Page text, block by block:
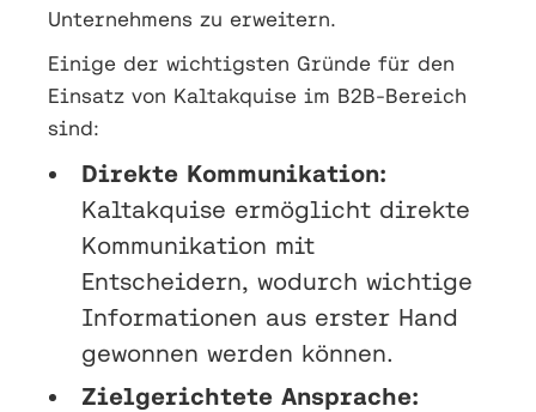
Unternehmens zu erweitern.
Einige der wichtigsten Gründe für den
Einsatz von Kaltakquise im B2B-Bereich
sind:
Direkte Kommunikation:
Kaltakquise ermöglicht direkte
Kommunikation mit
Entscheidern, wodurch wichtige
Informationen aus erster Hand
gewonnen werden können.
Zielgerichtete Ansprache: